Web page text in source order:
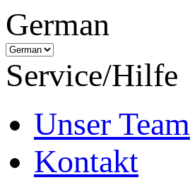
German
Service/Hilfe
Unser Team
Kontakt